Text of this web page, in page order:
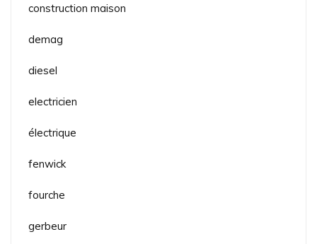
construction maison
demag
diesel
electricien
électrique
fenwick
fourche
gerbeur